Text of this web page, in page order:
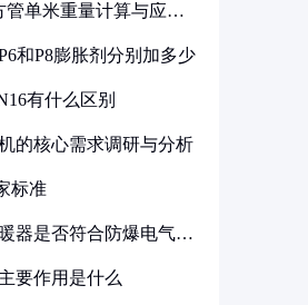
管单米重量计算与应用
和P8膨胀剂分别加多少
有什么区别
的核心需求调研与分析
标准
器是否符合防爆电气设
要作用是什么